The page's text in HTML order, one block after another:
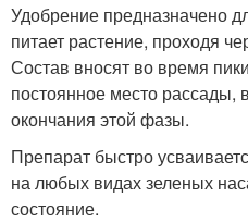
Удобрение предназначено
питает растение, проходя
Состав вносят во время
постоянное место рассады,
окончания этой фазы.
Препарат быстро
на любых видах зеленых
состояние.